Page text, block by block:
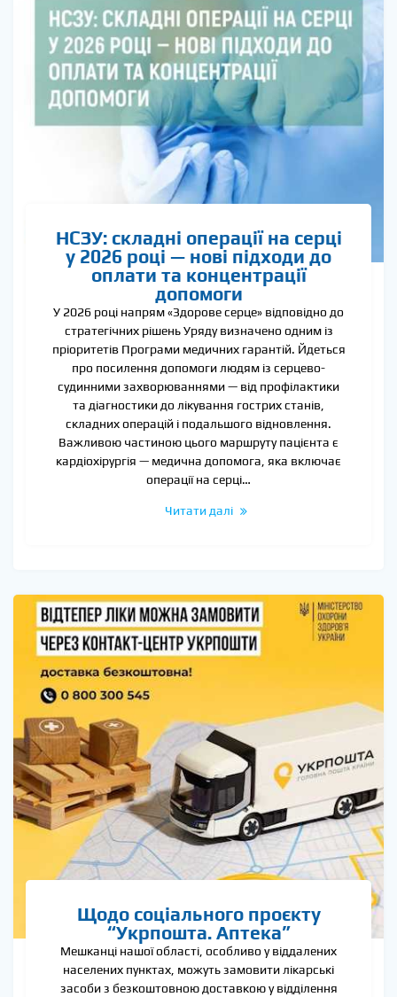
НСЗУ: складні операції на серці
у 2026 році — нові підходи до
оплати та концентрації
допомоги
У 2026 році напрям «Здорове серце» відповідно до
стратегічних рішень Уряду визначено одним із
пріоритетів Програми медичних гарантій. Йдеться
про посилення допомоги людям із серцево-
судинними захворюваннями — від профілактики
та діагностики до лікування гострих станів,
складних операцій і подальшого відновлення.
Важливою частиною цього маршруту пацієнта є
кардіохірургія — медична допомога, яка включає
операції на серці…
Читати далі
Щодо соціального проєкту
“Укрпошта. Аптека”
Мешканці нашої області, особливо у віддалених
населених пунктах, можуть замовити лікарські
засоби з безкоштовною доставкою у відділення